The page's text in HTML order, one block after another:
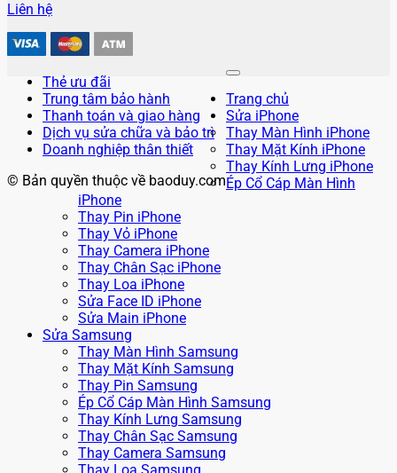
Liên hệ
Thẻ ưu đãi
Trung tâm bảo hành
Thanh toán và giao hàng
Dịch vụ sửa chữa và bảo trì
Doanh nghiệp thân thiết
© Bản quyền thuộc về baoduy.com
Trang chủ
Sửa iPhone
Thay Màn Hình iPhone
Thay Mặt Kính iPhone
Thay Kính Lưng iPhone
Ép Cổ Cáp Màn Hình
iPhone
Thay Pin iPhone
Thay Vỏ iPhone
Thay Camera iPhone
Thay Chân Sạc iPhone
Thay Loa iPhone
Sửa Face ID iPhone
Sửa Main iPhone
Sửa Samsung
Thay Màn Hình Samsung
Thay Mặt Kính Samsung
Thay Pin Samsung
Ép Cổ Cáp Màn Hình Samsung
Thay Kính Lưng Samsung
Thay Chân Sạc Samsung
Thay Camera Samsung